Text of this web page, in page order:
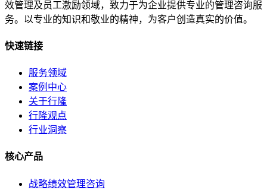
效管理及员工激励领域，致力于为企业提供专业的管理咨询服
务。以专业的知识和敬业的精神，为客户创造真实的价值。
快速链接
服务领域
案例中心
关于行隆
行隆观点
行业洞察
核心产品
战略绩效管理咨询